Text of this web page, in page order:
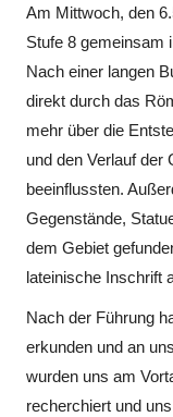
Am Mittwoch, den
Stufe 8 gemeinsam
Nach einer langen
direkt durch das
mehr über die
und den Verlauf der
beeinflussten.
Gegenstände,
dem Gebiet
lateinische Inschrift
Nach der Führung
erkunden und an
wurden uns am
recherchiert und